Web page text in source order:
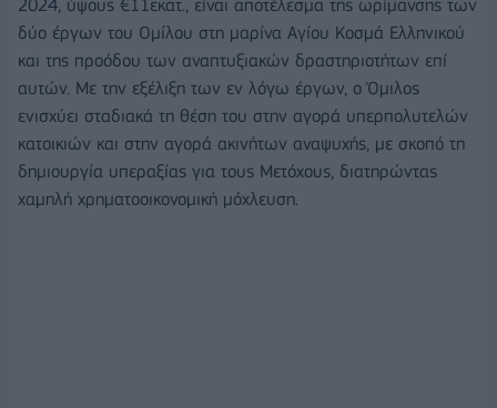
2024, ύψους €11εκατ., είναι αποτέλεσμα της ωρίμανσης των
δύο έργων του Ομίλου στη μαρίνα Αγίου Κοσμά Ελληνικού
και της προόδου των αναπτυξιακών δραστηριοτήτων επί
αυτών. Με την εξέλιξη των εν λόγω έργων, ο Όμιλος
ενισχύει σταδιακά τη θέση του στην αγορά υπερπολυτελών
κατοικιών και στην αγορά ακινήτων αναψυχής, με σκοπό τη
δημιουργία υπεραξίας για τους Μετόχους, διατηρώντας
χαμηλή χρηματοοικονομική μόχλευση.